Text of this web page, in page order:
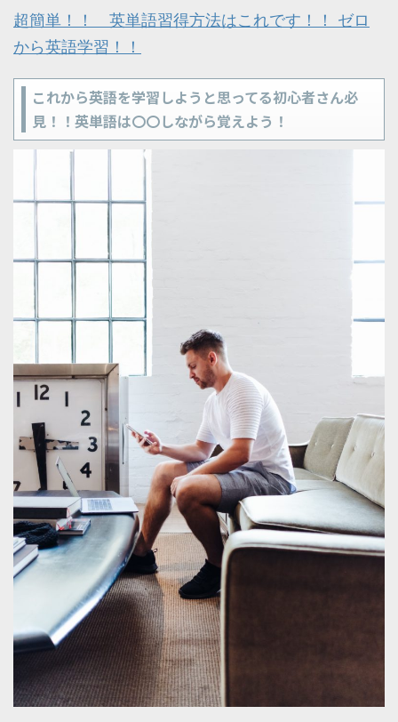
超簡単！！ 英単語習得方法はこれです！！ ゼロ
から英語学習！！
これから英語を学習しようと思ってる初心者さん必
見！！英単語は〇〇しながら覚えよう！